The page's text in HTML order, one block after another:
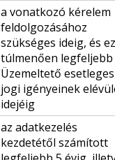
a vonatkozó kérelem
feldolgozásához
szükséges ideig, és
túlmenően legfeljebb
Üzemeltető esetleges
jogi igényeinek
idejéig
az adatkezelés
kezdetétől számított